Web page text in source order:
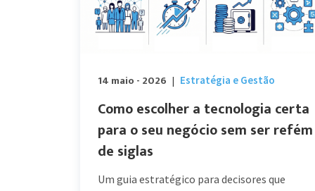
14 maio - 2026 | Estratégia e Gestão
Como escolher a tecnologia certa
para o seu negócio sem ser refém
de siglas
Um guia estratégico para decisores que